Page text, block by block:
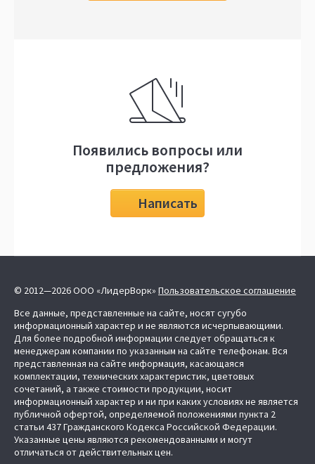
Появились вопросы или
предложения?
Написать
© 2012—2026 ООО «ЛидерВорк» Пользовательское соглашение
Все данные, представленные на сайте, носят сугубо
информационный характер и не являются исчерпывающими.
Для более подробной информации следует обращаться к
менеджерам компании по указанным на сайте телефонам. Вся
представленная на сайте информация, касающаяся
комплектации, технических характеристик, цветовых
сочетаний, а также стоимости продукции, носит
информационный характер и ни при каких условиях не является
публичной офертой, определяемой положениями пункта 2
статьи 437 Гражданского Кодекса Российской Федерации.
Указанные цены являются рекомендованными и могут
отличаться от действительных цен.